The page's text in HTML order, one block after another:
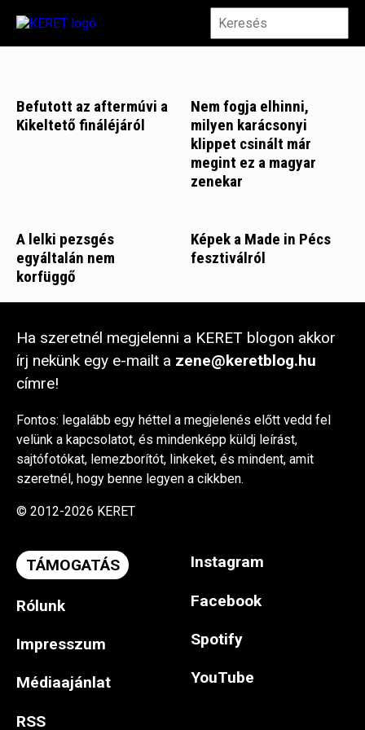
Befutott az aftermúvi a
Kikeltető fináléjáról
Nem fogja elhinni,
milyen karácsonyi
klippet csinált már
megint ez a magyar
zenekar
A lelki pezsgés
egyáltalán nem
korfüggő
Képek a Made in Pécs
fesztiválról
Ha szeretnél megjelenni a KERET blogon akkor
írj nekünk egy e-mailt a zene@keretblog.hu
címre!
Fontos: legalább egy héttel a megjelenés előtt vedd fel
velünk a kapcsolatot, és mindenképp küldj leírást,
sajtófotókat, lemezborítót, linkeket, és mindent, amit
szeretnél, hogy benne legyen a cikkben.
© 2012-2026 KERET
TÁMOGATÁS
Rólunk
Impresszum
Médiaajánlat
RSS
Instagram
Facebook
Spotify
YouTube